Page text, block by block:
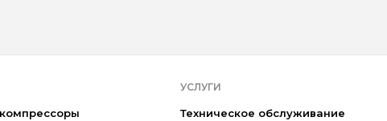
УСЛУГИ
Техническое обслуживание